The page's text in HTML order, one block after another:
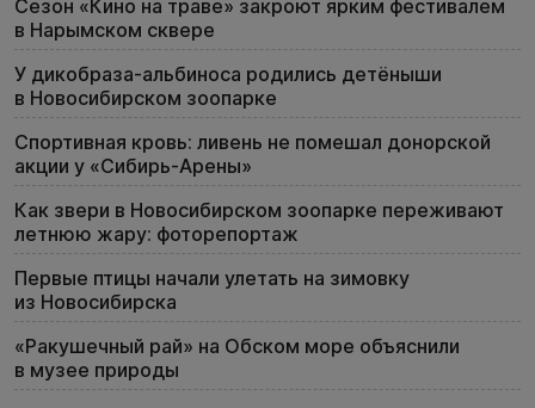
Сезон «Кино на траве» закроют ярким фестивалем
в Нарымском сквере
У дикобраза-альбиноса родились детёныши
в Новосибирском зоопарке
Спортивная кровь: ливень не помешал донорской
акции у «Сибирь-Арены»
Как звери в Новосибирском зоопарке переживают
летнюю жару: фоторепортаж
Первые птицы начали улетать на зимовку
из Новосибирска
«Ракушечный рай» на Обском море объяснили
в музее природы